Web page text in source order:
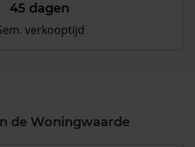
45 dagen
verkooptijd
de Woningwaarde